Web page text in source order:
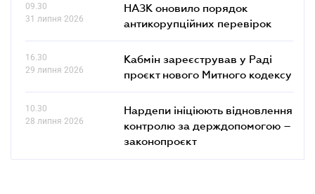
09.30
31 липня 2026
НАЗК оновило порядок
антикорупційних перевірок
16.30
29 липня 2026
Кабмін зареєстрував у Раді
проєкт нового Митного кодексу
10.30
28 липня 2026
Нардепи ініціюють відновлення
контролю за держдопомогою –
законопроєкт